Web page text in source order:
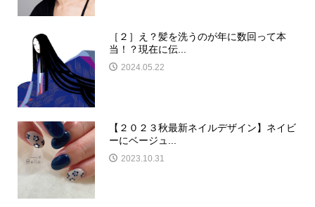
［２］え？髪を洗うのが年に数回って本
当！？現在に伝...
2024.05.22
【２０２３秋最新ネイルデザイン】ネイビ
ーにベージュ...
2023.10.31